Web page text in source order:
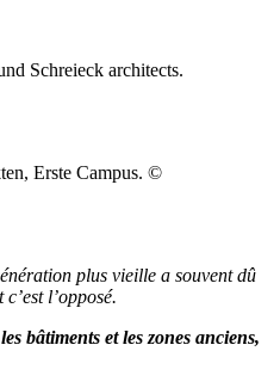
Schreieck architects.
Erste Campus. ©
plus vieille a souvent dû
l’opposé.
bâtiments et les zones anciens,